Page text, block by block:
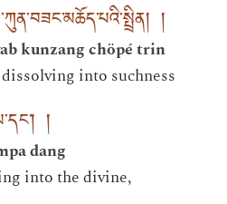
།
kunzang chöpé trin
into suchness
།
dang
into the divine,